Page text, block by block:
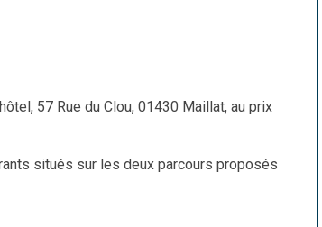
57 Rue du Clou, 01430 Maillat, au prix
situés sur les deux parcours proposés